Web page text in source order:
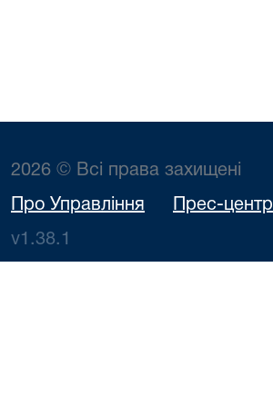
2026 © Всі права захищені
Про Управління Прес-центр
v1.38.1